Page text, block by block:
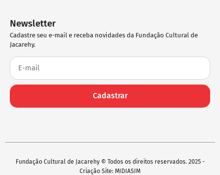
Newsletter
Cadastre seu e-mail e receba novidades da Fundação Cultural de
Jacarehy.
Cadastrar
Fundação Cultural de Jacarehy © Todos os direitos reservados. 2025 -
Criação Site: MIDIASIM